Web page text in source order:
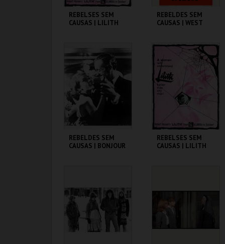
REBELSES SEM
CAUSAS | LILITH
MAIS INFO
COMPRAR
REBELDES SEM
CAUSAS | WEST
CINEMATECA
MAIS INFO
REBELDES SEM
CAUSAS | BONJOUR
MAIS INFO
COMPRAR
REBELSES SEM
CAUSAS | LILITH
MAIS INFO